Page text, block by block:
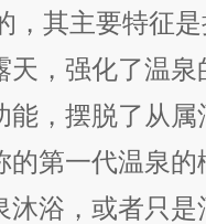
，其主要特征
天，强化了温
能，摆脱了从
的第一代温泉
沐浴，或者只